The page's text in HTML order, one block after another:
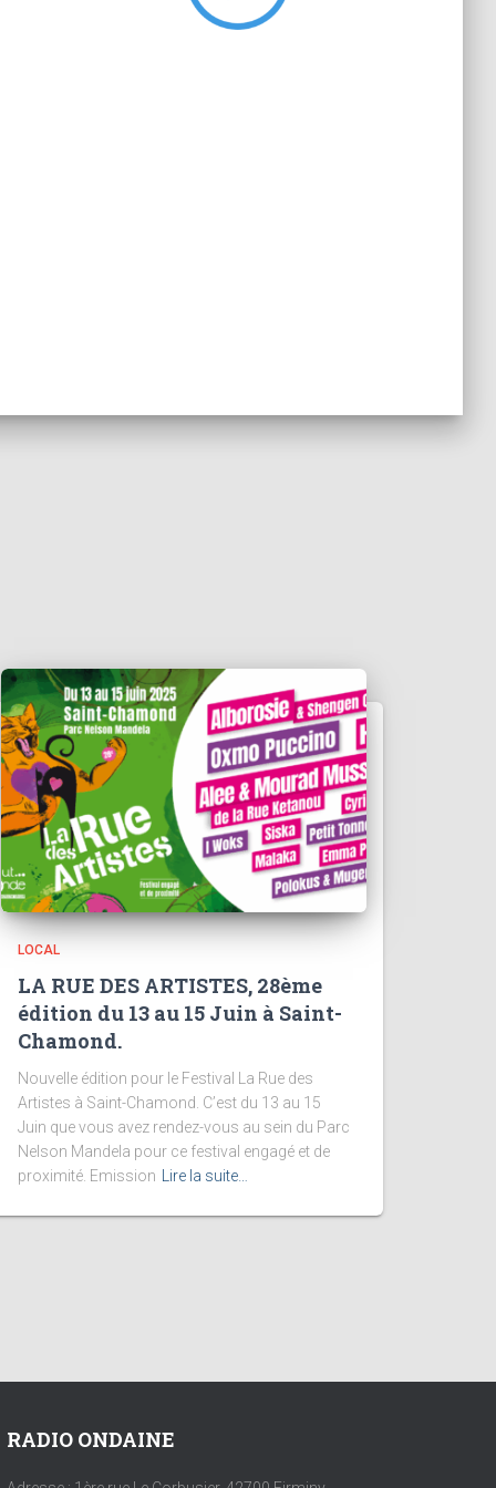
LOCAL
LA RUE DES ARTISTES, 28ème
édition du 13 au 15 Juin à Saint-
Chamond.
Nouvelle édition pour le Festival La Rue des
Artistes à Saint-Chamond. C’est du 13 au 15
Juin que vous avez rendez-vous au sein du Parc
Nelson Mandela pour ce festival engagé et de
proximité. Emission
Lire la suite…
RADIO ONDAINE